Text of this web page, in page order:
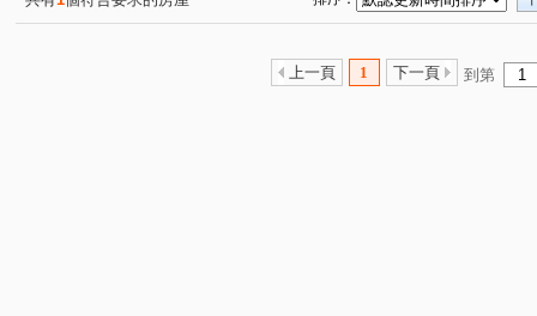
上一頁 1 下一頁 到第